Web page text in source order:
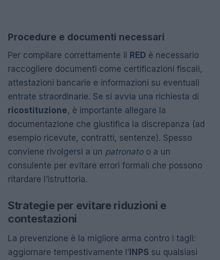
Procedure e documenti necessari
Per compilare correttamente il RED è necessario
raccogliere documenti come certificazioni fiscali,
attestazioni bancarie e informazioni su eventuali
entrate straordinarie. Se si avvia una richiesta di
ricostituzione, è importante allegare la
documentazione che giustifica la discrepanza (ad
esempio ricevute, contratti, sentenze). Spesso
conviene rivolgersi a un patronatoo a un
consulente per evitare errori formali che possono
ritardare l’istruttoria.
Strategie per evitare riduzioni e
contestazioni
La prevenzione è la migliore arma contro i tagli:
aggiornare tempestivamente l’INPS su qualsiasi